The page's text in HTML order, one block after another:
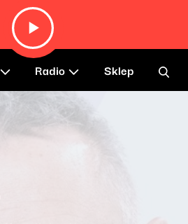
Radio Sklep